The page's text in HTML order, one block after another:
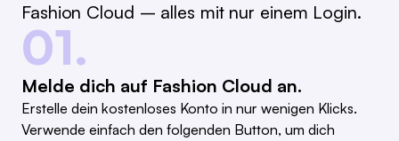
Fashion Cloud – alles mit nur einem Login.
01.
Melde dich auf Fashion Cloud an.
Erstelle dein kostenloses Konto in nur wenigen Klicks.
Verwende einfach den folgenden Button, um dich